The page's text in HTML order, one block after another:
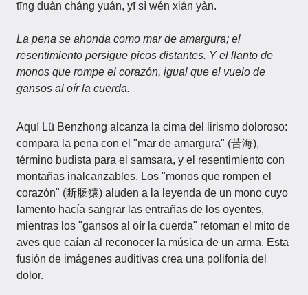
tīng duàn cháng yuán, yī sì wén xián yàn.
La pena se ahonda como mar de amargura; el
resentimiento persigue picos distantes. Y el llanto de
monos que rompe el corazón, igual que el vuelo de
gansos al oír la cuerda.
Aquí Lü Benzhong alcanza la cima del lirismo doloroso:
compara la pena con el "mar de amargura" (苦海),
término budista para el samsara, y el resentimiento con
montañas inalcanzables. Los "monos que rompen el
corazón" (断肠猿) aluden a la leyenda de un mono cuyo
lamento hacía sangrar las entrañas de los oyentes,
mientras los "gansos al oír la cuerda" retoman el mito de
aves que caían al reconocer la música de un arma. Esta
fusión de imágenes auditivas crea una polifonía del
dolor.